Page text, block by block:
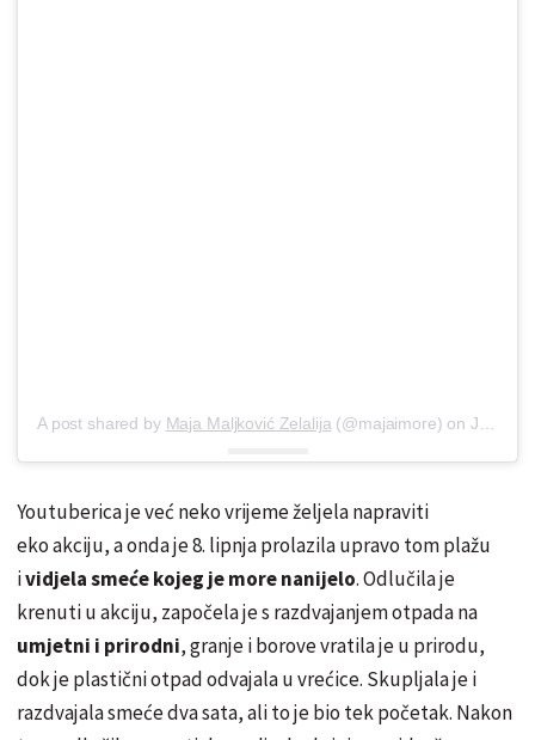
A post shared by Maja Maljković Zelalija (@majaimore) onJun 2, 2019 at 10:52am PDT
Youtuberica je već neko vrijeme željela napraviti
eko akciju, a onda je 8. lipnja prolazila upravo tom plažu
ividjela smeće kojeg je more nanijelo. Odlučila je
krenuti u akciju, započela je s razdvajanjem otpada na
umjetni i prirodni, granje i borove vratila je u prirodu,
dok je plastični otpad odvajala u vrećice. Skupljala je i
razdvajala smeće dva sata, ali to je bio tek početak. Nakon